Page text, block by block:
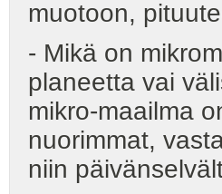
muotoon,
- Mikä on
planeetta vai
mikro-maailma
nuorimmat,
niin